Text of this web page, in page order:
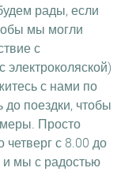
рады, если
мы могли
с
электроколяской)
с нами по
поездки, чтобы
Просто
четверг с 8.00 до
и мы с радостью